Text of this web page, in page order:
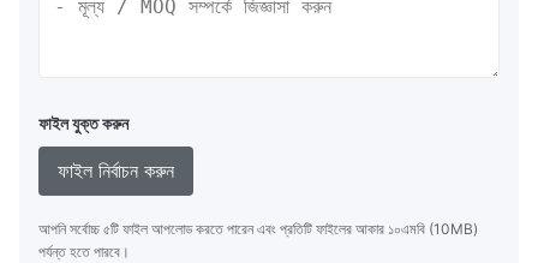
ফাইল যুক্ত করুন
ফাইল নির্বাচন করুন
আপনি সর্বোচ্চ ৫টি ফাইল আপলোড করতে পারেন এবং প্রতিটি ফাইলের আকার ১০এমবি (10MB)
পর্যন্ত হতে পারবে।